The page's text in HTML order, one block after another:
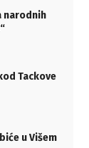
narodnih
Tackove
u Višem